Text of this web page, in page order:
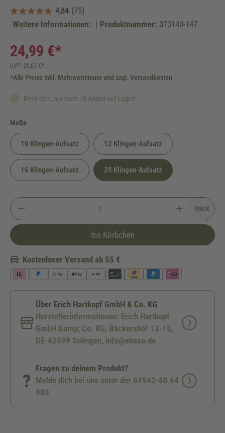
Weitere Informationen: | Produktnummer: 073140-147
24,99 €*
UVP: 29,63 €*
*Alle Preise inkl. Mehrwertsteuer und zzgl. Versandkosten
Beeil dich, nur noch 10 Artikel auf Lager!
Maße
10 Klingen-Aufsatz 12 Klingen-Aufsatz
16 Klingen-Aufsatz 20 Klingen-Aufsatz
Stück
Ins Körbchen
Kostenloser Versand ab 55 €
Über Erich Hartkopf GmbH & Co. KG
Herstellerinformationen: Erich Hartkopf
GmbH &amp; Co. KG, Bäckershöf 13-15,
DE-42699 Solingen, info@ehaso.de
Fragen zu deinem Produkt?
Melde dich bei uns unter der 04942-60 64
080